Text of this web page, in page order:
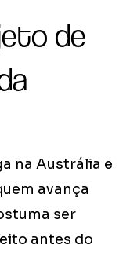
de
na Austrália e
avança
ser
antes do